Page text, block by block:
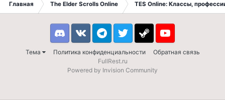
Главная The Elder Scrolls Online TES Online: Классы,
Тема Политика конфиденциальности Обратная связь
DiscordVK TelegramTwitter Steam Youtube
FullRest.ru
Powered by Invision Community